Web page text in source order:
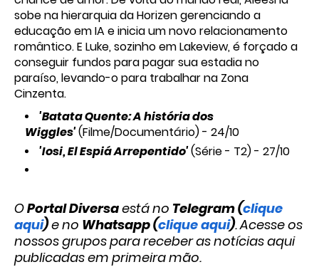
sobe na hierarquia da Horizen gerenciando a
educação em IA e inicia um novo relacionamento
romântico. E Luke, sozinho em Lakeview, é forçado a
conseguir fundos para pagar sua estadia no
paraíso, levando-o para trabalhar na Zona
Cinzenta.
'Batata Quente: A história dos
Wiggles'(Filme/Documentário) - 24/10
'Iosi, El Espiá Arrepentido'(Série - T2) - 27/10
OPortal Diversaestá no Telegram (clique
aqui)e no Whatsapp (clique aqui). Acesse os
nossos grupos para receber as notícias aqui
publicadas em primeira mão.